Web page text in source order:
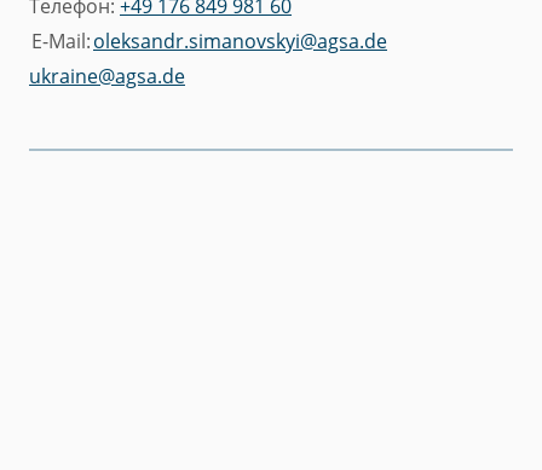
Телефон: +49 176 849 981 60
E-Mail:oleksandr.simanovskyi@agsa.de
ukraine@agsa.de